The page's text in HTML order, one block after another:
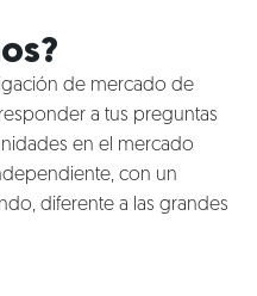
de mercado de
a tus preguntas
en el mercado
con un
diferente a las grandes